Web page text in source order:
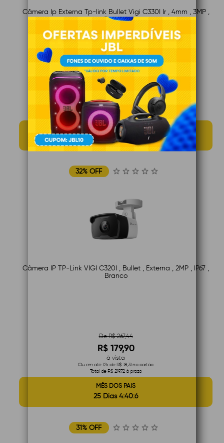
Câmera Ip Externa Tp-link Bullet Vigi C330I Ir , 4mm , 3MP ,
Branca
De R$ 328,99
R$ 263,19
à vista
Ou em até 12x de R$ 26,78 no cartão
Total de R$ 321,36 à prazo
MÊS DOS PAIS
26 Dias 4:40:5
32% OFF
Câmera IP TP-Link VIGI C320I , Bullet , Externa , 2MP , IP67 ,
Branco
De R$ 267,44
R$ 179,90
à vista
Ou em até 12x de R$ 18,31 no cartão
Total de R$ 219,72 à prazo
MÊS DOS PAIS
25 Dias 4:40:5
31% OFF